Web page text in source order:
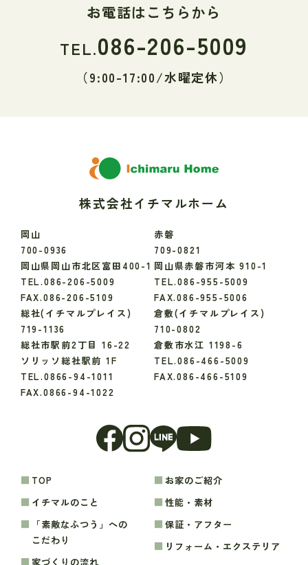
お電話はこちらから
TEL.086-206-5009
（9:00-17:00/水曜定休）
株式会社イチマルホーム
岡山
700-0936
岡山県岡山市北区富田400-1
TEL.086-206-5009
FAX.086-206-5109
赤磐
709-0821
岡山県赤磐市河本 910-1
TEL.086-955-5009
FAX.086-955-5006
総社(イチマルプレイス)
719-1136
総社市駅前2丁目 16-22
ソリッソ総社駅前 1F
TEL.0866-94-1011
FAX.0866-94-1022
倉敷(イチマルプレイス)
710-0802
倉敷市水江 1198-6
TEL.086-466-5009
FAX.086-466-5109
TOP
イチマルのこと
「素敵なふつう」への
こだわり
家づくりの流れ
お家のご紹介
性能・素材
保証・アフター
リフォーム・エクステリア